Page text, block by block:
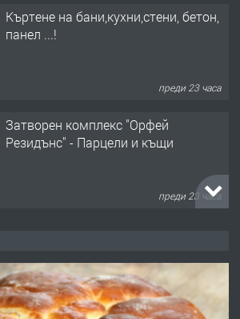
Къртене на бани,кухни,стени, бетон,
панел ...!
преди 23 часа
Затворен комплекс "Орфей
Резидънс" - Парцели и къщи
преди 23 часа
537 426
преди 23 часа